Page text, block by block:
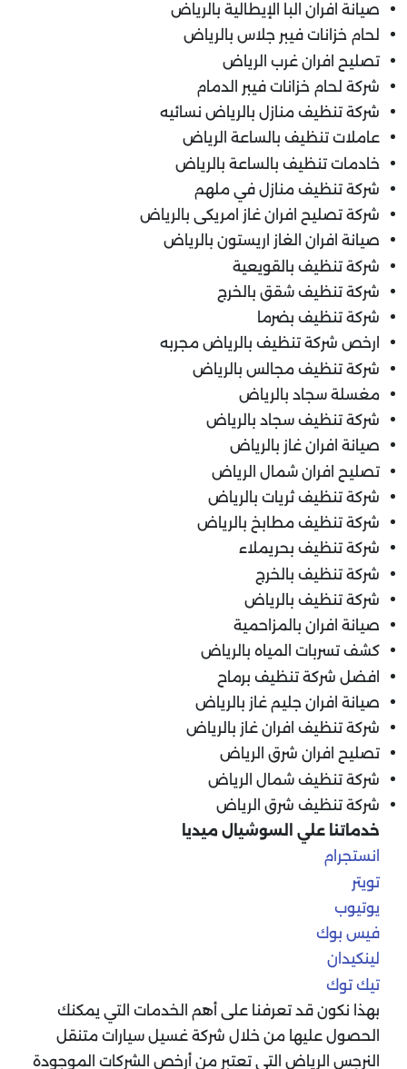
صيانة افران البا الإيطالية بالرياض
لحام خزانات فيبر جلاس بالرياض
تصليح افران غرب الرياض
شركة لحام خزانات فيبر الدمام
شركة تنظيف منازل بالرياض نسائيه
عاملات تنظيف بالساعة الرياض
خادمات تنظيف بالساعة بالرياض
شركة تنظيف منازل في ملهم
شركة تصليح افران غاز امريكى بالرياض
صيانة افران الغاز اريستون بالرياض
شركة تنظيف بالقويعية
شركة تنظيف شقق بالخرج
شركة تنظيف بضرما
ارخص شركة تنظيف بالرياض مجربه
شركة تنظيف مجالس بالرياض
مغسلة سجاد بالرياض
شركة تنظيف سجاد بالرياض
صيانة افران غاز بالرياض
تصليح افران شمال الرياض
شركة تنظيف ثريات بالرياض
شركة تنظيف مطابخ بالرياض
شركة تنظيف بحريملاء
شركة تنظيف بالخرج
شركة تنظيف بالرياض
صيانة افران بالمزاحمية
كشف تسربات المياه بالرياض
افضل شركة تنظيف برماح
صيانة افران جليم غاز بالرياض
شركة تنظيف افران غاز بالرياض
تصليح افران شرق الرياض
شركة تنظيف شمال الرياض
شركة تنظيف شرق الرياض
خدماتنا علي السوشيال ميديا
انستجرام
تويتر
يوتيوب
فيس بوك
لينكيدان
تيك توك
بهذا نكون قد تعرفنا على أهم الخدمات التي يمكنك
الحصول عليها من خلال شركة غسيل سيارات متنقل
النرجس الرياض التي تعتبر من أرخص الشركات الموجودة